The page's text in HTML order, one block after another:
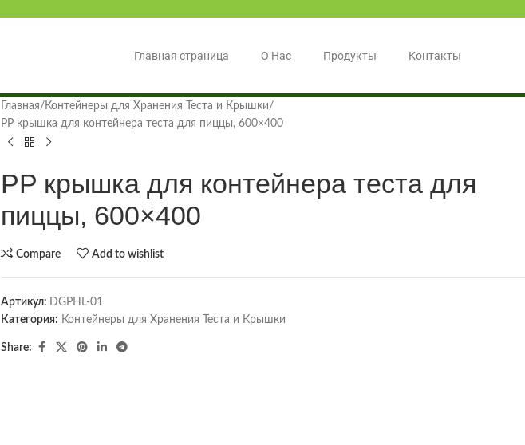
Главная страница О Нас Продукты Контакты
Главная
Контейнеры для Хранения Теста и Крышки
PP крышка для контейнера теста для пиццы, 600×400
PP крышка для контейнера теста для
пиццы, 600×400
Compare Add to wishlist
Артикул: DGPHL-01
Категория: Контейнеры для Хранения Теста и Крышки
Share: